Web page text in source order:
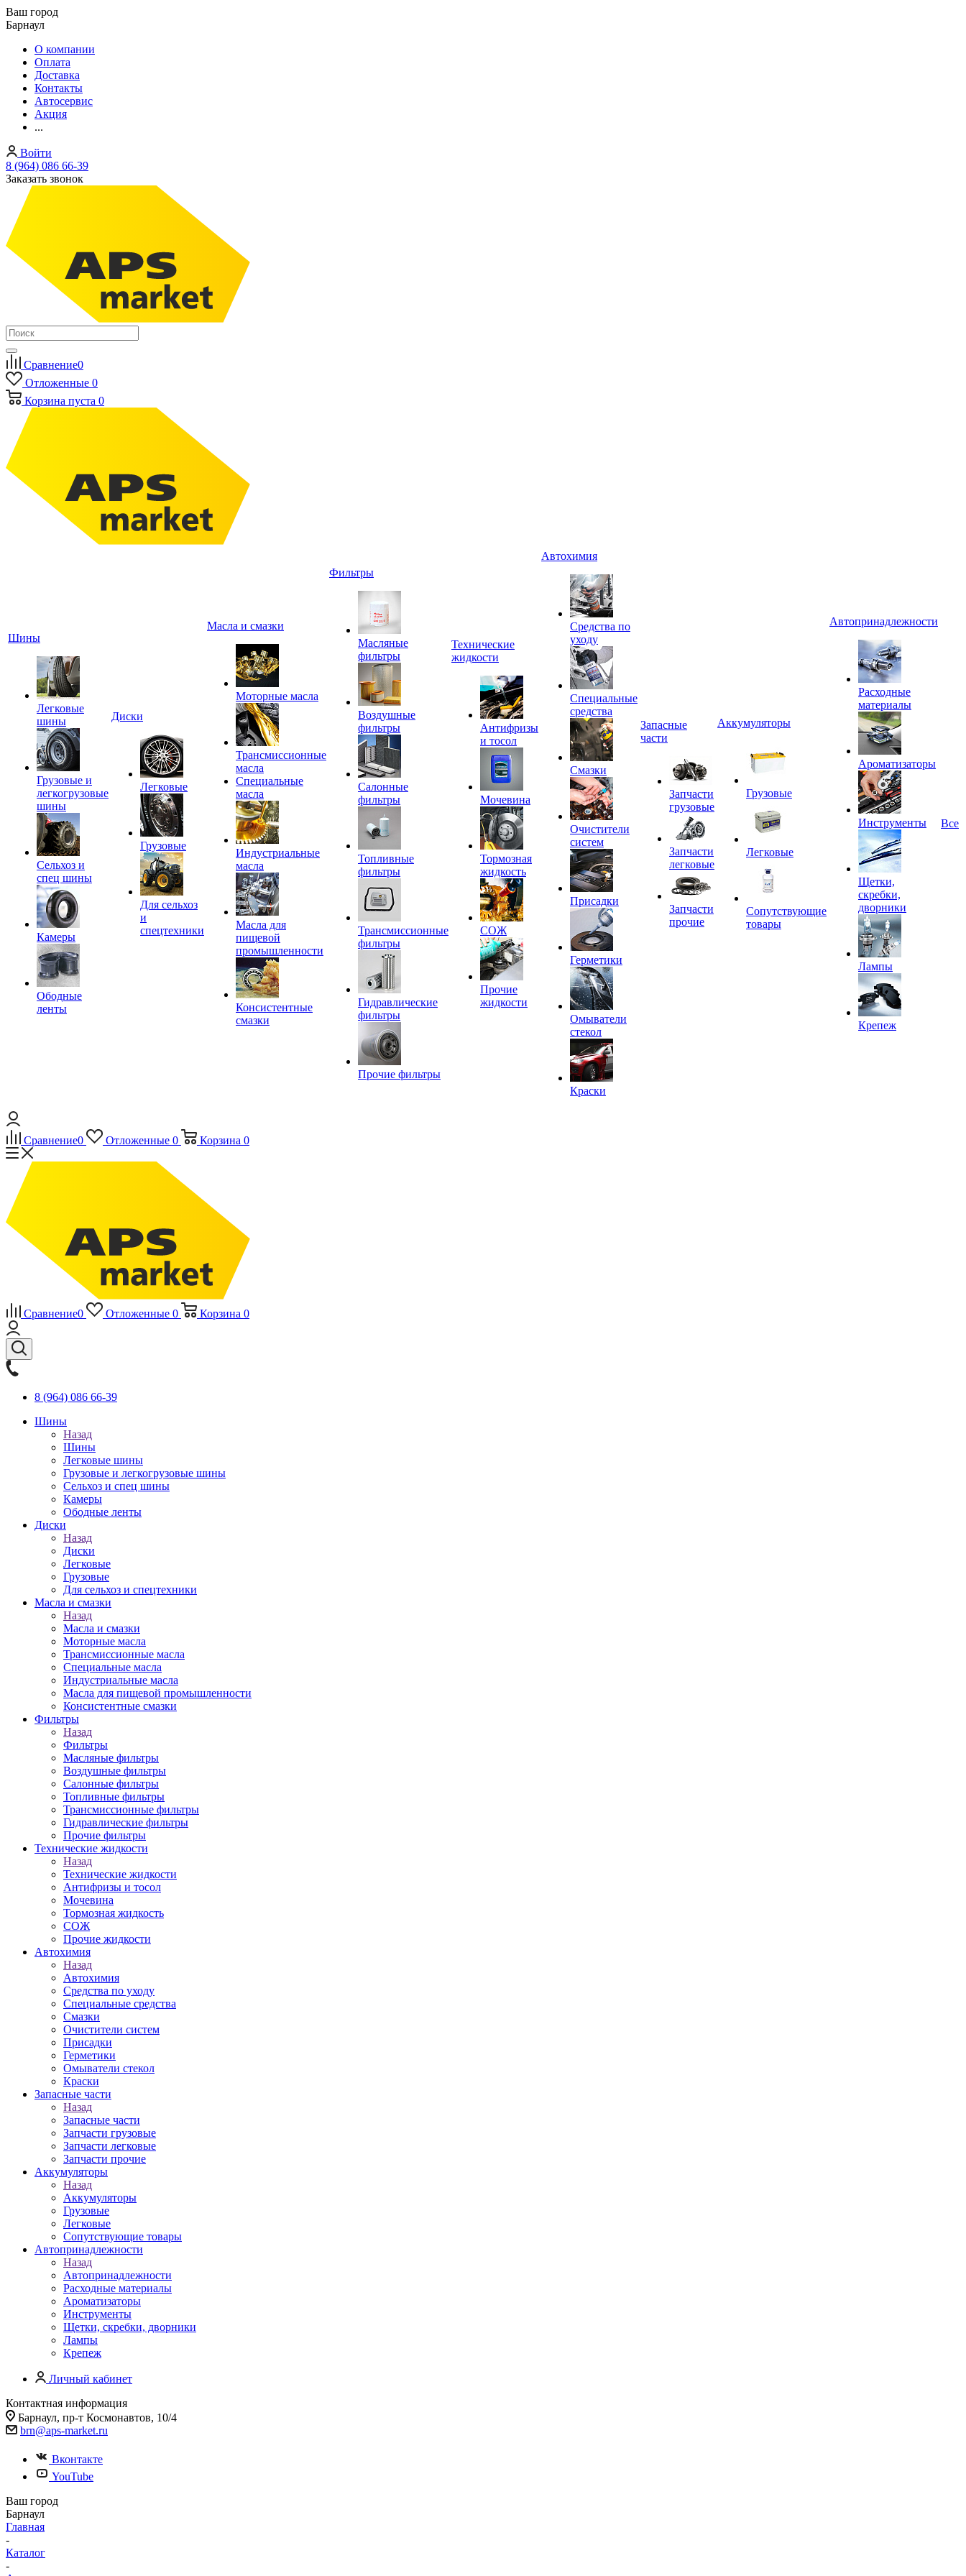
Ваш город
Барнаул
О компании
Оплата
Доставка
Контакты
Автосервис
Акция
...
Войти
8 (964) 086 66-39
Заказать звонок
Сравнение0
Отложенные 0
Корзина пуста 0
Шины
Легковые
шины
Грузовые и
легкогрузовые
шины
Сельхоз и
спец шины
Камеры
Ободные
ленты
Диски
Легковые
Грузовые
Для сельхоз
и
спецтехники
Масла и смазки
Моторные масла
Трансмиссионные
масла
Специальные
масла
Индустриальные
масла
Масла для
пищевой
промышленности
Консистентные
смазки
Фильтры
Масляные
фильтры
Воздушные
фильтры
Салонные
фильтры
Топливные
фильтры
Трансмиссионные
фильтры
Гидравлические
фильтры
Прочие фильтры
Технические
жидкости
Антифризы
и тосол
Мочевина
Тормозная
жидкость
СОЖ
Прочие
жидкости
Автохимия
Средства по
уходу
Специальные
средства
Смазки
Очистители
систем
Присадки
Герметики
Омыватели
стекол
Краски
Запасные
части
Запчасти
грузовые
Запчасти
легковые
Запчасти
прочие
Аккумуляторы
Грузовые
Легковые
Сопутствующие
товары
Автопринадлежности
Расходные
материалы
Ароматизаторы
Инструменты
Щетки,
скребки,
дворники
Лампы
Крепеж
Все
Сравнение0 Отложенные 0 Корзина 0
Сравнение0 Отложенные 0 Корзина 0
8 (964) 086 66-39
Шины
Назад
Шины
Легковые шины
Грузовые и легкогрузовые шины
Сельхоз и спец шины
Камеры
Ободные ленты
Диски
Назад
Диски
Легковые
Грузовые
Для сельхоз и спецтехники
Масла и смазки
Назад
Масла и смазки
Моторные масла
Трансмиссионные масла
Специальные масла
Индустриальные масла
Масла для пищевой промышленности
Консистентные смазки
Фильтры
Назад
Фильтры
Масляные фильтры
Воздушные фильтры
Салонные фильтры
Топливные фильтры
Трансмиссионные фильтры
Гидравлические фильтры
Прочие фильтры
Технические жидкости
Назад
Технические жидкости
Антифризы и тосол
Мочевина
Тормозная жидкость
СОЖ
Прочие жидкости
Автохимия
Назад
Автохимия
Средства по уходу
Специальные средства
Смазки
Очистители систем
Присадки
Герметики
Омыватели стекол
Краски
Запасные части
Назад
Запасные части
Запчасти грузовые
Запчасти легковые
Запчасти прочие
Аккумуляторы
Назад
Аккумуляторы
Грузовые
Легковые
Сопутствующие товары
Автопринадлежности
Назад
Автопринадлежности
Расходные материалы
Ароматизаторы
Инструменты
Щетки, скребки, дворники
Лампы
Крепеж
Личный кабинет
Контактная информация
Барнаул, пр-т Космонавтов, 10/4
brn@aps-market.ru
Вконтакте
YouTube
Ваш город
Барнаул
Главная
-
Каталог
-